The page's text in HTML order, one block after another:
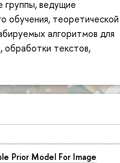
группы, ведущие
обучения, теоретической
алгоритмов для
обработки текстов,
Prior Model For Image